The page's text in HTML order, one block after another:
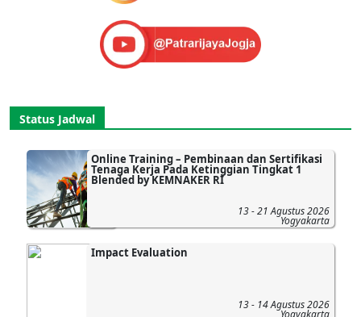
Status Jadwal
Online Training – Pembinaan dan Sertifikasi
Tenaga Kerja Pada Ketinggian Tingkat 1
Blended by KEMNAKER RI
13 - 21 Agustus 2026
Yogyakarta
Impact Evaluation
13 - 14 Agustus 2026